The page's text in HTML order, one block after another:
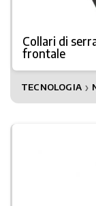
Collari di
frontale
TECNOLOGIA ❯